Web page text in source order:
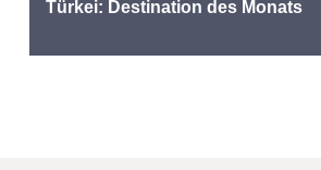
Türkei: Destination des Monats